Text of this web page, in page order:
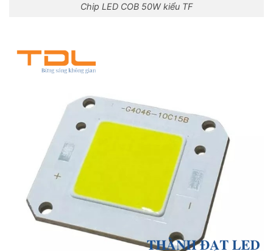
Chip LED COB 50W kiểu TF